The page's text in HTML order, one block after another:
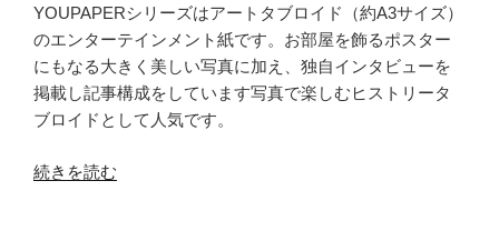
YOUPAPERシリーズはアートタブロイド（約A3サイズ）
のエンターテインメント紙です。お部屋を飾るポスター
にもなる大きく美しい写真に加え、独自インタビューを
掲載し記事構成をしています写真で楽しむヒストリータ
ブロイドとして人気です。
“YOUPAPER（vol.14）”
続きを読む